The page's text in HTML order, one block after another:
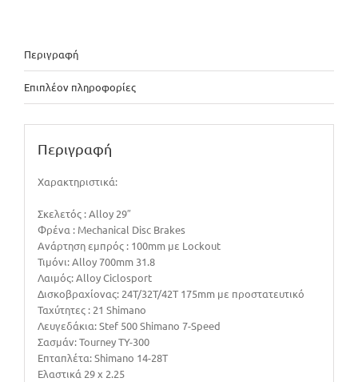
Περιγραφή
Επιπλέον πληροφορίες
Περιγραφή
Χαρακτηριστικά:
Σκελετός : Alloy 29″
Φρένα : Mechanical Disc Brakes
Ανάρτηση εμπρός : 100mm με Lockout
Τιμόνι: Alloy 700mm 31.8
Λαιμός: Alloy Ciclosport
Δισκοβραχίονας: 24T/32T/42T 175mm με προστατευτικό
Ταχύτητες : 21 Shimano
Λευγεδάκια: Stef 500 Shimano 7-Speed
Σασμάν: Tourney TY-300
Επταπλέτα: Shimano 14-28T
Ελαστικά 29 x 2.25